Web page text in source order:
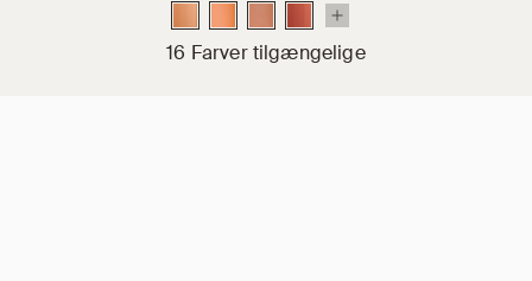
16 Farver tilgængelige